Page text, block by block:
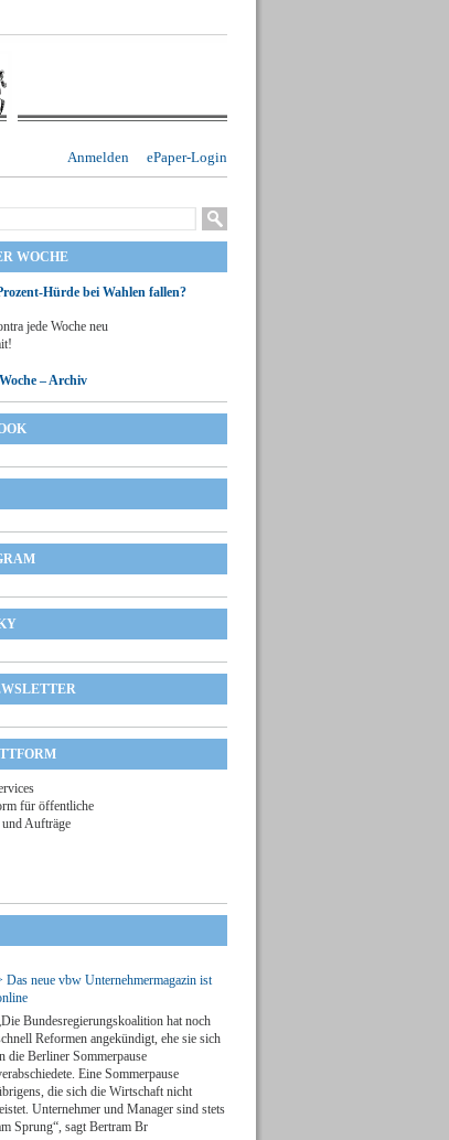
ePaper-Login
Anmelden
WOCHE
Hürde bei Wahlen fallen?
jede Woche neu
– Archiv
für öffentliche
Aufträge
Das neue vbw Unternehmermagazin ist
Bundesregierungskoalition hat noch
Reformen angekündigt, ehe sie sich
die Berliner Sommerpause
Eine Sommerpause
die sich die Wirtschaft nicht
Unternehmer und Manager sind stets
Sprung“, sagt Bertram Br